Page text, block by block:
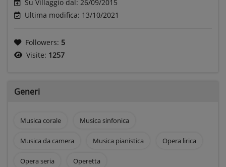
Su Villaggio dal: 26/09/2015
Ultima modifica: 13/10/2021
Followers: 5
Visite: 1257
Generi
Musica corale Musica sinfonica
Musica da camera Musica pianistica Opera lirica
Opera seria Operetta